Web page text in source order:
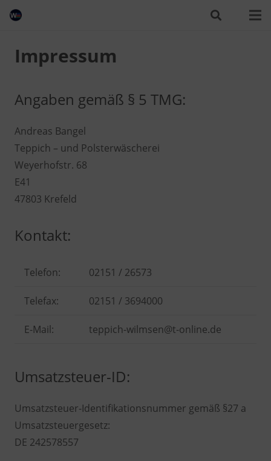
Impressum
Angaben gemäß § 5 TMG:
Andreas Bangel
Teppich – und Polsterwäscherei
Weyerhofstr. 68
E41
47803 Krefeld
Kontakt:
Telefon: 02151 / 26573
Telefax: 02151 / 3694000
E-Mail: teppich-wilmsen@t-online.de
Umsatzsteuer-ID:
Umsatzsteuer-Identifikationsnummer gemäß §27 a
Umsatzsteuergesetz:
DE 242578557